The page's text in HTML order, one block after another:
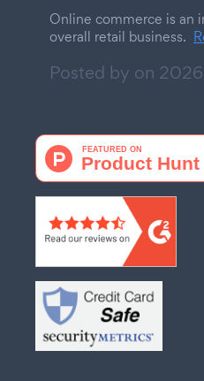
Online commerce is an
overall retail business.
Posted by on